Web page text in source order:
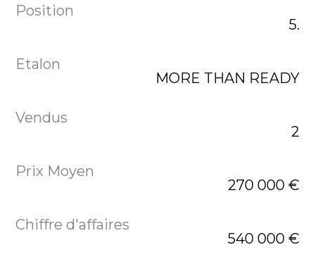
5.
MORE THAN READY
2
270 000 €
540 000 €